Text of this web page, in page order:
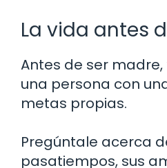
La vida antes
Antes de ser
una persona con
metas propias.
Pregúntale acerca
pasatiempos, sus